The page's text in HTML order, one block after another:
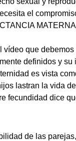
el
que
definidos y
es vista
lastran la vida
fecundidad dice
de las